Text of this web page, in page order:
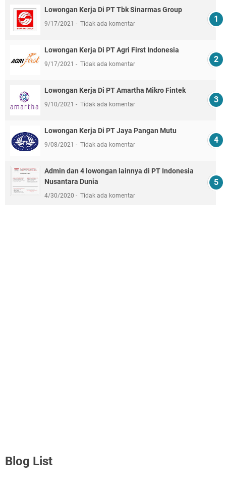
Lowongan Kerja Di PT Tbk Sinarmas Group
9/17/2021 Tidak ada komentar
Lowongan Kerja Di PT Agri First Indonesia
9/17/2021 Tidak ada komentar
Lowongan Kerja Di PT Amartha Mikro Fintek
9/10/2021 Tidak ada komentar
Lowongan Kerja Di PT Jaya Pangan Mutu
9/08/2021 Tidak ada komentar
Admin dan 4 lowongan lainnya di PT Indonesia
Nusantara Dunia
4/30/2020 Tidak ada komentar
Blog List